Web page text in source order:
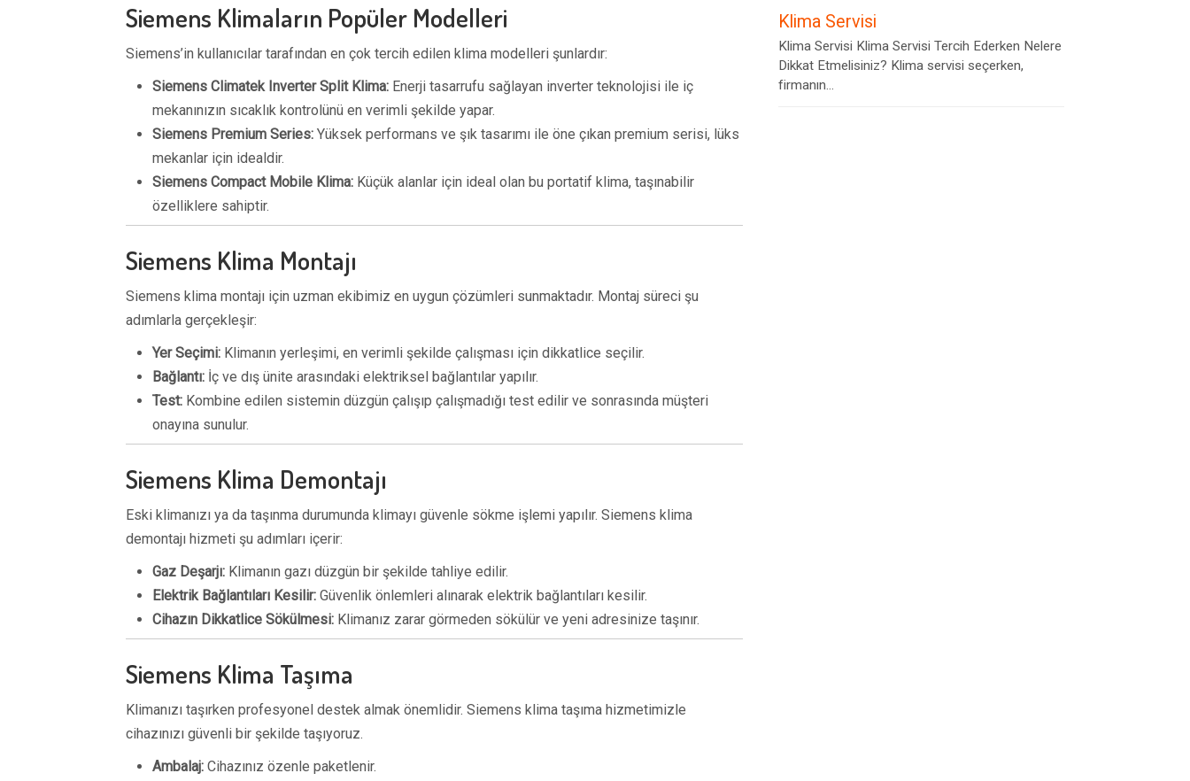
Siemens Klimaların Popüler Modelleri
Siemens’in kullanıcılar tarafından en çok tercih edilen klima modelleri şunlardır:
Siemens Climatek Inverter Split Klima: Enerji tasarrufu sağlayan inverter teknolojisi ile iç
mekanınızın sıcaklık kontrolünü en verimli şekilde yapar.
Siemens Premium Series: Yüksek performans ve şık tasarımı ile öne çıkan premium serisi, lüks
mekanlar için idealdir.
Siemens Compact Mobile Klima: Küçük alanlar için ideal olan bu portatif klima, taşınabilir
özelliklere sahiptir.
Siemens Klima Montajı
Siemens klima montajı için uzman ekibimiz en uygun çözümleri sunmaktadır. Montaj süreci şu
adımlarla gerçekleşir:
Yer Seçimi: Klimanın yerleşimi, en verimli şekilde çalışması için dikkatlice seçilir.
Bağlantı: İç ve dış ünite arasındaki elektriksel bağlantılar yapılır.
Test: Kombine edilen sistemin düzgün çalışıp çalışmadığı test edilir ve sonrasında müşteri
onayına sunulur.
Siemens Klima Demontajı
Eski klimanızı ya da taşınma durumunda klimayı güvenle sökme işlemi yapılır. Siemens klima
demontajı hizmeti şu adımları içerir:
Gaz Deşarjı: Klimanın gazı düzgün bir şekilde tahliye edilir.
Elektrik Bağlantıları Kesilir: Güvenlik önlemleri alınarak elektrik bağlantıları kesilir.
Cihazın Dikkatlice Sökülmesi: Klimanız zarar görmeden sökülür ve yeni adresinize taşınır.
Siemens Klima Taşıma
Klimanızı taşırken profesyonel destek almak önemlidir. Siemens klima taşıma hizmetimizle
cihazınızı güvenli bir şekilde taşıyoruz.
Ambalaj: Cihazınız özenle paketlenir.
Klima Servisi
Klima Servisi Klima Servisi Tercih Ederken Nelere
Dikkat Etmelisiniz? Klima servisi seçerken,
firmanın...